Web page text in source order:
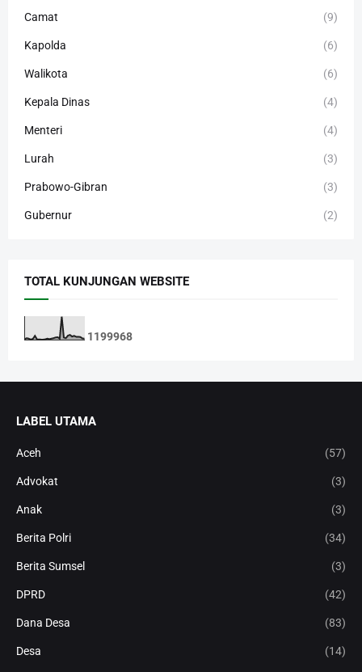
Camat (9)
Kapolda (6)
Walikota (6)
Kepala Dinas (4)
Menteri (4)
Lurah (3)
Prabowo-Gibran (3)
Gubernur (2)
TOTAL KUNJUNGAN WEBSITE
1199968
LABEL UTAMA
Aceh (57)
Advokat (3)
Anak (3)
Berita Polri (34)
Berita Sumsel (3)
DPRD (42)
Dana Desa (83)
Desa (14)